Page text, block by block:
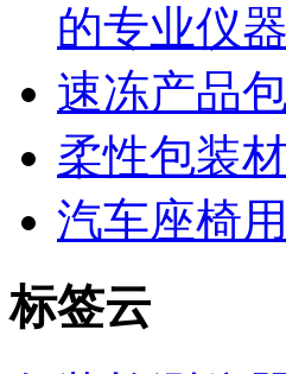
的专业仪器
速冻产品
柔性包装
汽车座椅
标签云